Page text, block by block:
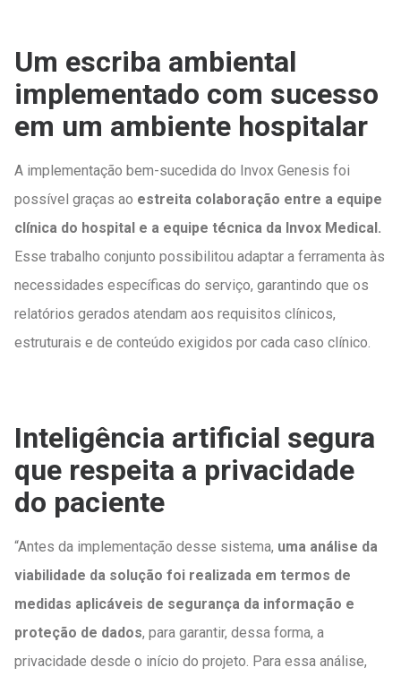
Um escriba ambiental
implementado com sucesso
em um ambiente hospitalar
A implementação bem-sucedida do Invox Genesis foi
possível graças ao estreita colaboração entre a equipe
clínica do hospital e a equipe técnica da Invox Medical.
Esse trabalho conjunto possibilitou adaptar a ferramenta às
necessidades específicas do serviço, garantindo que os
relatórios gerados atendam aos requisitos clínicos,
estruturais e de conteúdo exigidos por cada caso clínico.
Inteligência artificial segura
que respeita a privacidade
do paciente
“Antes da implementação desse sistema, uma análise da
viabilidade da solução foi realizada em termos de
medidas aplicáveis de segurança da informação e
proteção de dados, para garantir, dessa forma, a
privacidade desde o início do projeto. Para essa análise,